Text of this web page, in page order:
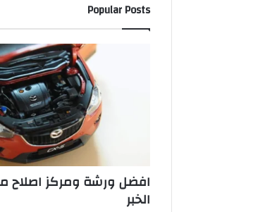
Popular Posts
افضل ورشة ومركز اصلاح
الخبر